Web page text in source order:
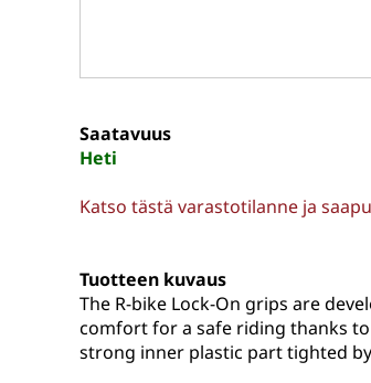
Saatavuus
Heti
Katso tästä varastotilanne ja
Tuotteen kuvaus
The R-bike Lock-On grips are
comfort for a safe riding thanks
strong inner plastic part tighted